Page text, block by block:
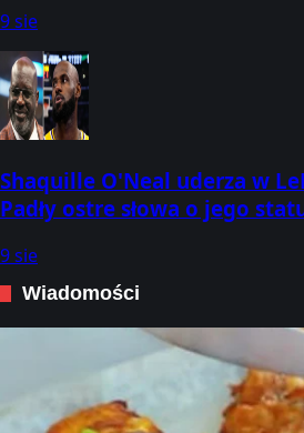
9 sie
Shaquille O'Neal uderza w
Padły ostre słowa o jego
9 sie